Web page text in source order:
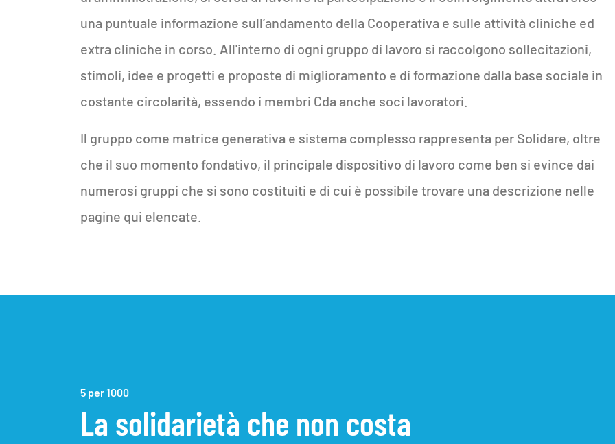
una puntuale informazione sull’andamento della Cooperativa e sulle attività cliniche ed
extra cliniche in corso. All'interno di ogni gruppo di lavoro si raccolgono sollecitazioni,
stimoli, idee e progetti e proposte di miglioramento e di formazione dalla base sociale in
costante circolarità, essendo i membri Cda anche soci lavoratori.
Il gruppo come matrice generativa e sistema complesso rappresenta per Solidare, oltre
che il suo momento fondativo, il principale dispositivo di lavoro come ben si evince dai
numerosi gruppi che si sono costituiti e di cui è possibile trovare una descrizione nelle
pagine qui elencate.
5 per 1000
La solidarietà che non costa